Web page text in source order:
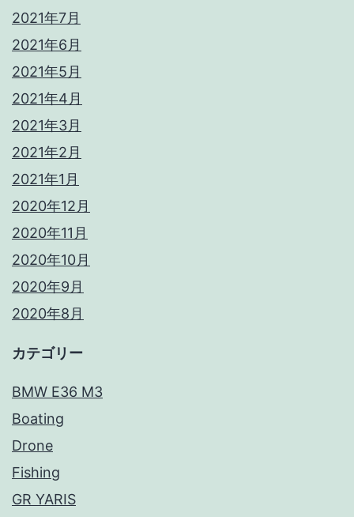
2021年7月
2021年6月
2021年5月
2021年4月
2021年3月
2021年2月
2021年1月
2020年12月
2020年11月
2020年10月
2020年9月
2020年8月
カテゴリー
BMW E36 M3
Boating
Drone
Fishing
GR YARIS